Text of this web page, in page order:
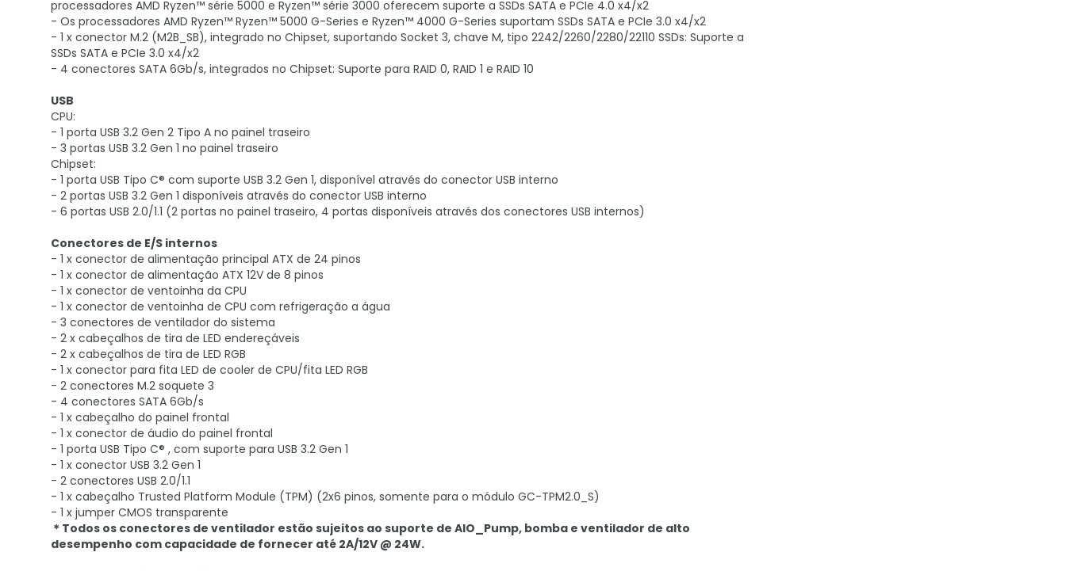
processadores AMD Ryzen™ série 5000 e Ryzen™ série 3000 oferecem suporte a SSDs SATA e PCIe 4.0 x4/x2
- Os processadores AMD Ryzen™ Ryzen™ 5000 G-Series e Ryzen™ 4000 G-Series suportam SSDs SATA e PCIe 3.0 x4/x2
- 1 x conector M.2 (M2B_SB), integrado no Chipset, suportando Socket 3, chave M, tipo 2242/2260/2280/22110 SSDs: Suporte a
SSDs SATA e PCIe 3.0 x4/x2
- 4 conectores SATA 6Gb/s, integrados no Chipset: Suporte para RAID 0, RAID 1 e RAID 10
USB
CPU:
- 1 porta USB 3.2 Gen 2 Tipo A no painel traseiro
- 3 portas USB 3.2 Gen 1 no painel traseiro
Chipset:
- 1 porta USB Tipo C® com suporte USB 3.2 Gen 1, disponível através do conector USB interno
- 2 portas USB 3.2 Gen 1 disponíveis através do conector USB interno
- 6 portas USB 2.0/1.1 (2 portas no painel traseiro, 4 portas disponíveis através dos conectores USB internos)
Conectores de E/S internos
- 1 x conector de alimentação principal ATX de 24 pinos
- 1 x conector de alimentação ATX 12V de 8 pinos
- 1 x conector de ventoinha da CPU
- 1 x conector de ventoinha de CPU com refrigeração a água
- 3 conectores de ventilador do sistema
- 2 x cabeçalhos de tira de LED endereçáveis
- 2 x cabeçalhos de tira de LED RGB
- 1 x conector para fita LED de cooler de CPU/fita LED RGB
- 2 conectores M.2 soquete 3
- 4 conectores SATA 6Gb/s
- 1 x cabeçalho do painel frontal
- 1 x conector de áudio do painel frontal
- 1 porta USB Tipo C® , com suporte para USB 3.2 Gen 1
- 1 x conector USB 3.2 Gen 1
- 2 conectores USB 2.0/1.1
- 1 x cabeçalho Trusted Platform Module (TPM) (2x6 pinos, somente para o módulo GC-TPM2.0_S)
- 1 x jumper CMOS transparente
＊Todos os conectores de ventilador estão sujeitos ao suporte de AIO_Pump, bomba e ventilador de alto
desempenho com capacidade de fornecer até 2A/12V @ 24W.